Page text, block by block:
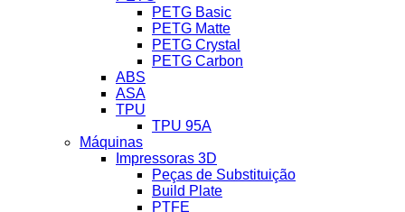
PETG Basic
PETG Matte
PETG Crystal
PETG Carbon
ABS
ASA
TPU
TPU 95A
Máquinas
Impressoras 3D
Peças de Substituição
Build Plate
PTFE